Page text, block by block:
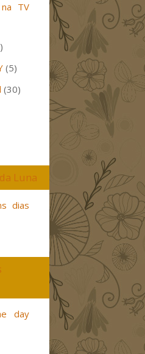
na TV
(5)
(30)
Luna
dias
day